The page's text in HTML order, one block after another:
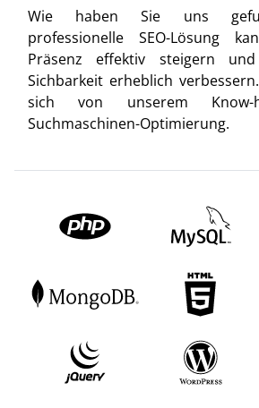
Wie haben Sie uns
professionelle SEO-Lösung
Präsenz effektiv steigern
Sichbarkeit erheblich
sich von unserem
Suchmaschinen-Optimierung.